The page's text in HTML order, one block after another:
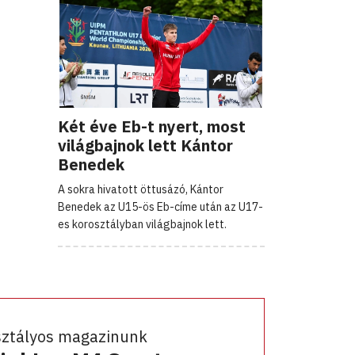
Két éve Eb-t nyert, most
világbajnok lett Kántor
Benedek
A sokra hivatott öttusázó, Kántor
Benedek az U15-ös Eb-címe után az U17-
es korosztályban világbajnok lett.
magazinunk